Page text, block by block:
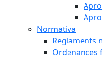
Normativa
Reglaments
Ordenances